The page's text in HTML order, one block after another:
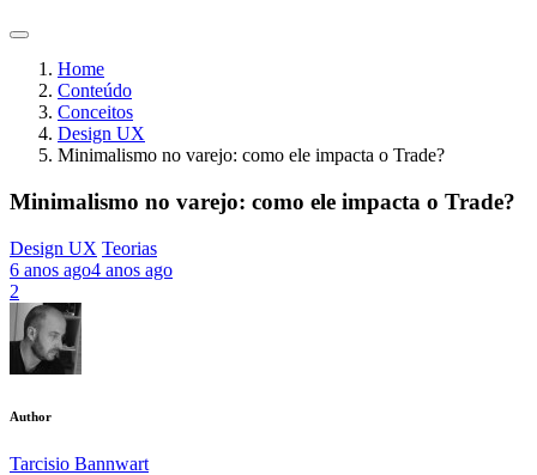
Home
Conteúdo
Conceitos
Design UX
Minimalismo no varejo: como ele impacta o Trade?
Minimalismo no varejo: como ele impacta o Trade?
Design UX Teorias
6 anos ago4 anos ago
2
Author
Tarcisio Bannwart